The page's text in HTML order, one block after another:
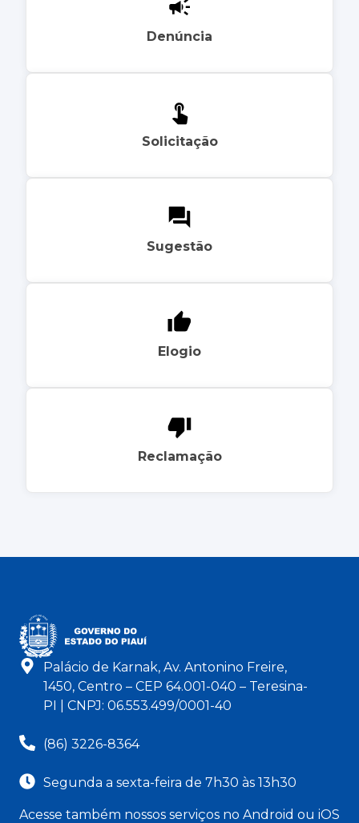
Denúncia
Solicitação
Sugestão
Elogio
Reclamação
Palácio de Karnak, Av. Antonino Freire,
1450, Centro – CEP 64.001-040 – Teresina-
PI | CNPJ: 06.553.499/0001-40
(86) 3226-8364
Segunda a sexta-feira de 7h30 às 13h30
Acesse também nossos serviços no Android ou iOS